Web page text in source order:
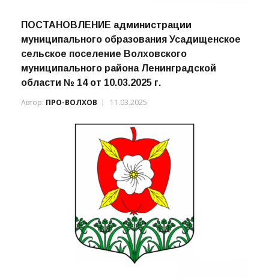
ПОСТАНОВЛЕНИЕ администрации
муниципального образования Усадищенское
сельское поселение Волховского
муниципального района Ленинградской
области № 14 от 10.03.2025 г.
Автор: ПРО-ВОЛХОВ 11.03.2025